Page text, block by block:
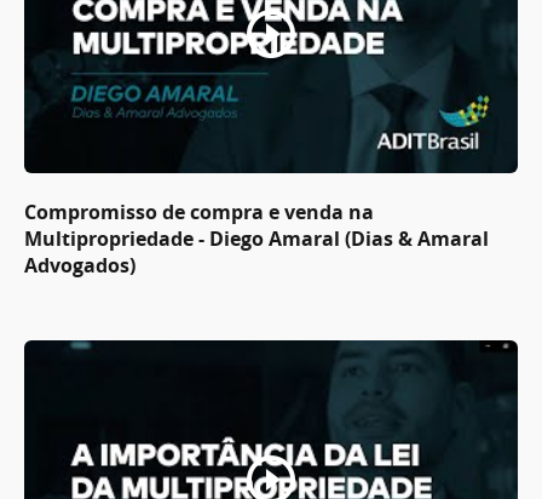
Compromisso de compra e venda na
Multipropriedade - Diego Amaral (Dias & Amaral
Advogados)